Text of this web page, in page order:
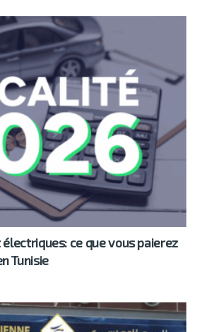
ce que vous paierez
Tunisie